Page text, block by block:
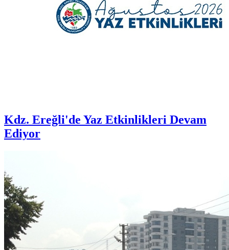
Kdz. Ereğli'de Yaz Etkinlikleri Devam
Ediyor